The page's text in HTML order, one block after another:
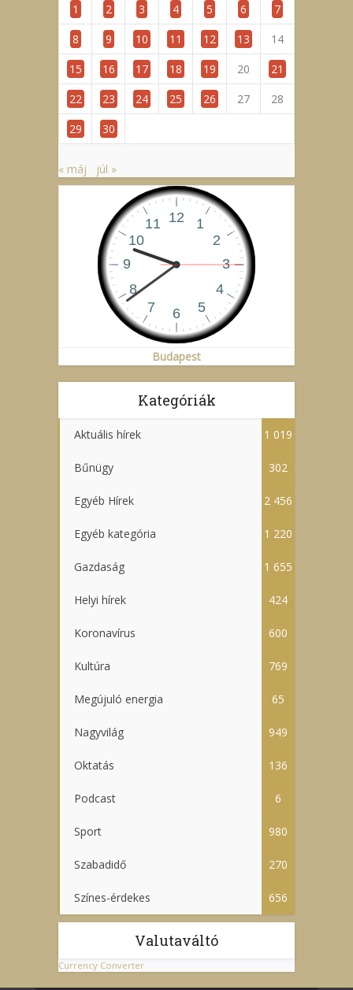
1 2 3 4 5 6
7
8
9 10 11 12 13
14
15
16 17 18 19 20
21
22
23 24 25 26 27
28
29
30
« máj júl »
Budapest
Kategóriák
Aktuális hírek 1 019
Bűnügy 302
Egyéb Hírek 2 456
Egyéb kategória 1 220
Gazdaság 1 655
Helyi hírek 424
Koronavírus 600
Kultúra 769
Megújuló energia 65
Nagyvilág 949
Oktatás 136
Podcast 6
Sport 980
Szabadidő 270
Színes-érdekes 656
Valutaváltó
Currency Converter